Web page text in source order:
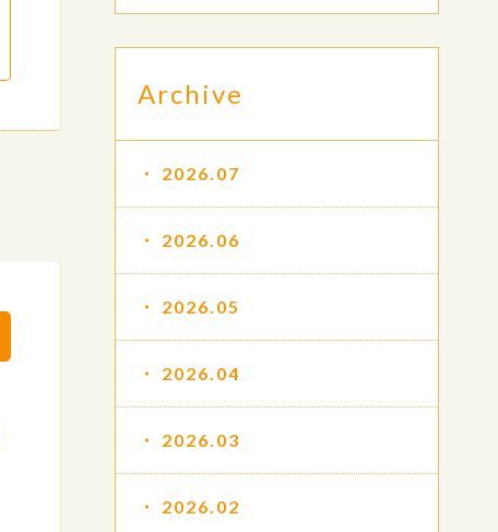
Archive
2026.07
2026.06
2026.05
2026.04
2026.03
2026.02